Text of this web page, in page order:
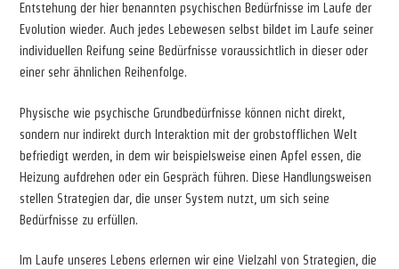
Entstehung der hier benannten psychischen Bedürfnisse im Laufe der
Evolution wieder. Auch jedes Lebewesen selbst bildet im Laufe seiner
individuellen Reifung seine Bedürfnisse voraussichtlich in dieser oder
einer sehr ähnlichen Reihenfolge.
Physische wie psychische Grundbedürfnisse können nicht direkt,
sondern nur indirekt durch Interaktion mit der grobstofflichen Welt
befriedigt werden, in dem wir beispielsweise einen Apfel essen, die
Heizung aufdrehen oder ein Gespräch führen. Diese Handlungsweisen
stellen Strategien dar, die unser System nutzt, um sich seine
Bedürfnisse zu erfüllen.
Im Laufe unseres Lebens erlernen wir eine Vielzahl von Strategien, die